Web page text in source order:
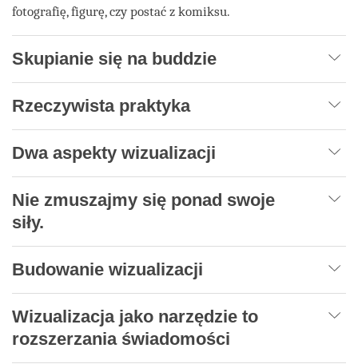
fotografię, figurę, czy postać z komiksu.
Skupianie się na buddzie
Rzeczywista praktyka
Dwa aspekty wizualizacji
Nie zmuszajmy się ponad swoje
siły.
Budowanie wizualizacji
Wizualizacja jako narzędzie to
rozszerzania świadomości